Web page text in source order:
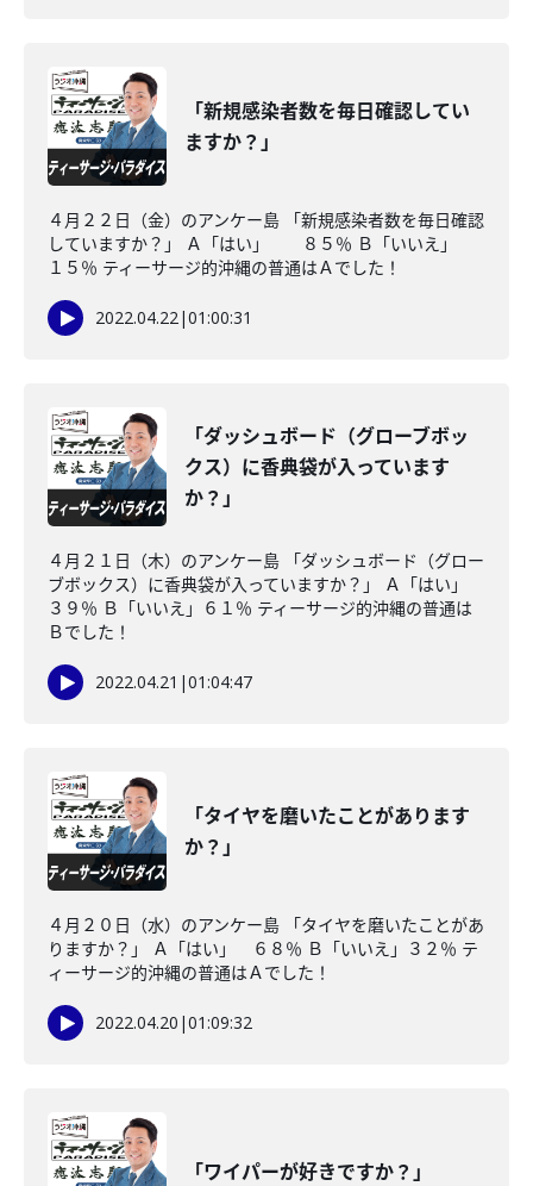
「新規感染者数を毎日確認してい
ますか？」
４月２２日（金）のアンケー島 「新規感染者数を毎日確認
していますか？」 Ａ「はい」 ８５％ Ｂ「いいえ」
１５％ ティーサージ的沖縄の普通はＡでした！
2022.04.22|01:00:31
「ダッシュボード（グローブボッ
クス）に香典袋が入っています
か？」
４月２１日（木）のアンケー島 「ダッシュボード（グロー
ブボックス）に香典袋が入っていますか？」 Ａ「はい」
３９％ Ｂ「いいえ」６１％ ティーサージ的沖縄の普通は
Ｂでした！
2022.04.21 |01:04:47
「タイヤを磨いたことがあります
か？」
４月２０日（水）のアンケー島 「タイヤを磨いたことがあ
りますか？」 Ａ「はい」 ６８％ Ｂ「いいえ」３２％ テ
ィーサージ的沖縄の普通はＡでした！
2022.04.20 |01:09:32
「ワイパーが好きですか？」